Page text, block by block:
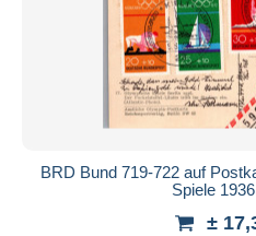
BRD Bund 719-722 auf
Spiele
±